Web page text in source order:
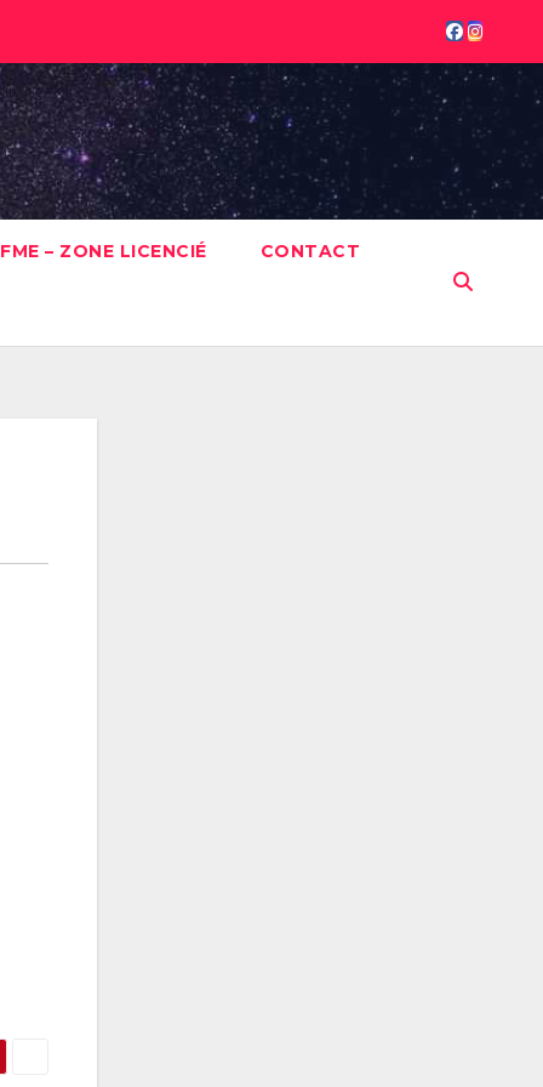
– ZONE LICENCIÉ CONTACT